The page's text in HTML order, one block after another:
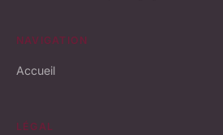
NAVIGATION
Accueil
LÉGAL